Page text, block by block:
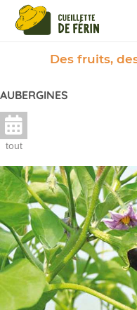
Des fruits,
AUBERGINES
tout
Panneau de gestion des